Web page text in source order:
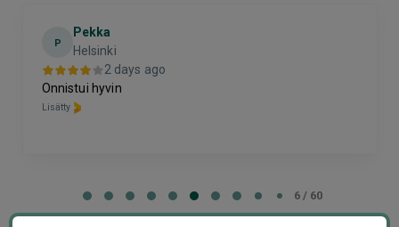
P
Pekka
Helsinki
2 days ago
Onnistui hyvin
Lisätty
of
6 / 60